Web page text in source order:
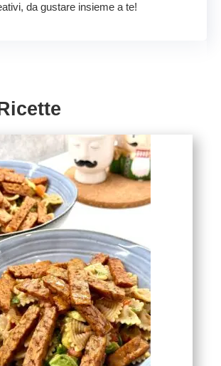
da gustare insieme a te!